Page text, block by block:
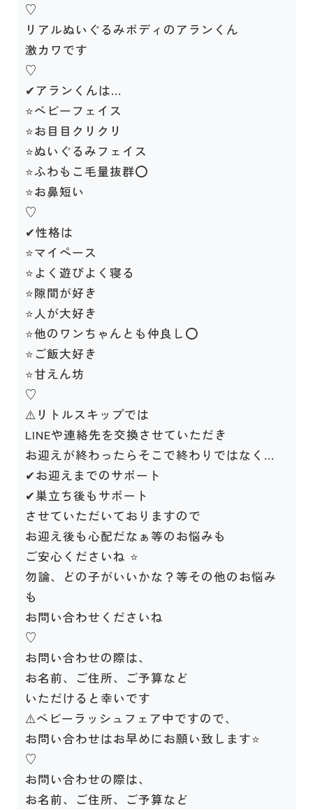
♡
リアルぬいぐるみボディのアランくん
激カワです
♡
✔アランくんは…
⭐️ベビーフェイス
⭐お目目クリクリ
⭐ぬいぐるみフェイス
⭐️ふわもこ毛量抜群⭕
⭐️お鼻短い
♡
✔性格は
⭐マイペース
⭐よく遊びよく寝る
⭐️隙間が好き
⭐人が大好き
⭐他のワンちゃんとも仲良し⭕
⭐ご飯大好き
⭐甘えん坊
♡
⚠️リトルスキップでは
LINEや連絡先を交換させていただき
お迎えが終わったらそこで終わりではなく…
✔お迎えまでのサポート
✔巣立ち後もサポート
させていただいておりますので
お迎え後も心配だなぁ等のお悩みも
ご安心くださいね ⭐️
勿論、どの子がいいかな？等その他のお悩み
も
お問い合わせくださいね
♡
お問い合わせの際は、
お名前、ご住所、ご予算など
いただけると幸いです
⚠️ベビーラッシュフェア中ですので、
お問い合わせはお早めにお願い致します⭐️
♡
お問い合わせの際は、
お名前、ご住所、ご予算など